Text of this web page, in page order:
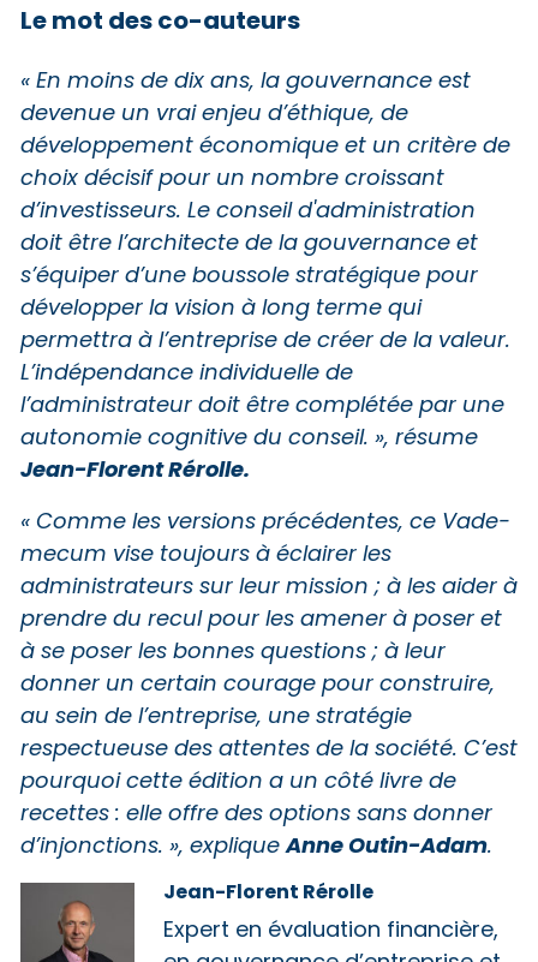
Le mot des co-auteurs
« En moins de dix ans, la gouvernance est
devenue un vrai enjeu d’éthique, de
développement économique et un critère de
choix décisif pour un nombre croissant
d’investisseurs. Le conseil d'administration
doit être l’architecte de la gouvernance et
s’équiper d’une boussole stratégique pour
développer la vision à long terme qui
permettra à l’entreprise de créer de la valeur.
L’indépendance individuelle de
l’administrateur doit être complétée par une
autonomie cognitive du conseil. », résume
Jean-Florent Rérolle.
« Comme les versions précédentes, ce Vade-
mecum vise toujours à éclairer les
administrateurs sur leur mission ; à les aider à
prendre du recul pour les amener à poser et
à se poser les bonnes questions ; à leur
donner un certain courage pour construire,
au sein de l’entreprise, une stratégie
respectueuse des attentes de la société. C’est
pourquoi cette édition a un côté livre de
recettes : elle offre des options sans donner
d’injonctions. », expliqueAnne Outin-Adam.
Jean-Florent Rérolle
Expert en évaluation financière,